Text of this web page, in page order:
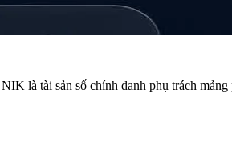
là tài sản số chính danh phụ trách mảng